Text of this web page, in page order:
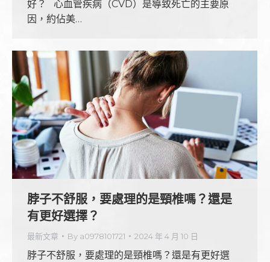
好？ 心血管疾病（CVD）是導致死亡的主要原
因，約佔美…
脖子不舒服，要處理的是頸椎嗎？還是
有更好選擇？
最新文章 By a0978101721 2024 年 4 月 10 日
脖子不舒服，要處理的是頸椎嗎？還是有更好選